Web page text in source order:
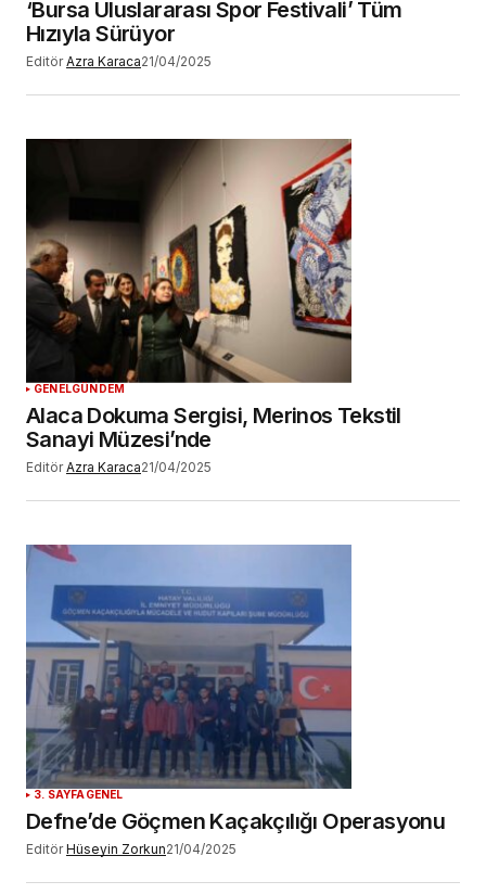
‘Bursa Uluslararası Spor Festivali’ Tüm
Hızıyla Sürüyor
Editör Azra Karaca21/04/2025
GENELGÜNDEM
Alaca Dokuma Sergisi, Merinos Tekstil
Sanayi Müzesi’nde
Editör Azra Karaca21/04/2025
3. SAYFA GENEL
Defne’de Göçmen Kaçakçılığı Operasyonu
Editör Hüseyin Zorkun21/04/2025